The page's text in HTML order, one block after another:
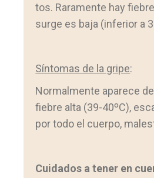
tos. Raramente hay
surge es baja (inferior a
Síntomas de la gripe:
Normalmente aparece
fiebre alta (39-40ºC),
por todo el cuerpo,
Cuidados a tener en